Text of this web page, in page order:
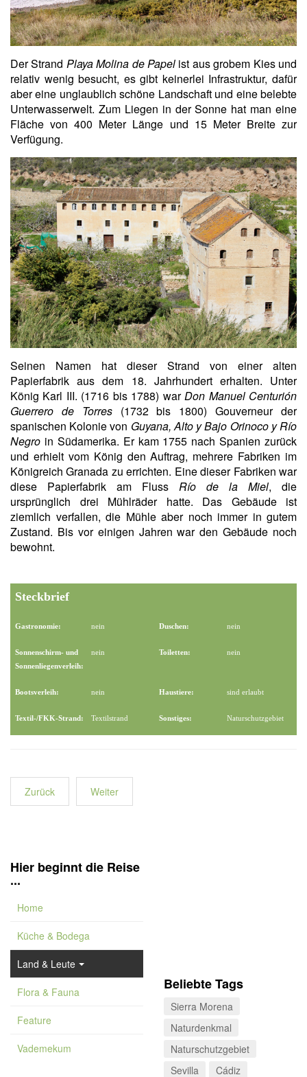
Der Strand Playa Molina de Papel ist aus grobem Kies und
relativ wenig besucht, es gibt keinerlei Infrastruktur, dafür
aber eine unglaublich schöne Landschaft und eine belebte
Unterwasserwelt. Zum Liegen in der Sonne hat man eine
Fläche von 400 Meter Länge und 15 Meter Breite zur
Verfügung.
Seinen Namen hat dieser Strand von einer alten
Papierfabrik aus dem 18. Jahrhundert erhalten. Unter
König Karl III. (1716 bis 1788) warDon Manuel Centurión
Guerrero de Torres(1732 bis 1800) Gouverneur der
spanischen Kolonie von Guyana, Alto y Bajo Orinoco y Río
Negro in Südamerika. Er kam 1755 nach Spanien zurück
und erhielt vom König den Auftrag, mehrere Fabriken im
Königreich Granada zu errichten. Eine dieser Fabriken war
diese Papierfabrik am Fluss Río de la Miel, die
ursprünglich drei Mühlräder hatte. Das Gebäude ist
ziemlich verfallen, die Mühle aber noch immer in gutem
Zustand. Bis vor einigen Jahren war den Gebäude noch
bewohnt.
Steckbrief
Gastronomie: nein Duschen: nein
Sonnenschirm- und
Sonnenliegenverleih:
nein Toiletten: nein
Bootsverleih: nein Haustiere: sind erlaubt
Textil-/FKK-Strand: Textilstrand Sonstiges: Naturschutzgebiet
Zurück Weiter
Hier beginnt die Reise
...
Home
Küche & Bodega
Land & Leute
Flora & Fauna
Feature
Vademekum
Beliebte Tags
Sierra Morena
Naturdenkmal
Naturschutzgebiet
Sevilla
Cádiz